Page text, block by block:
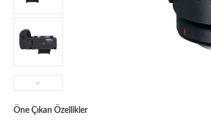
Öne Çıkan Özellikler